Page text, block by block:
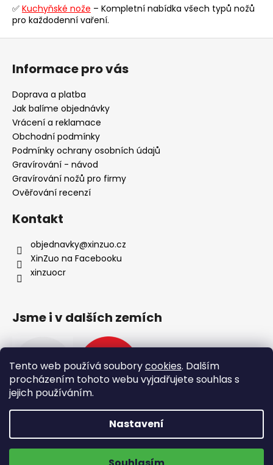
Tento web používá souborycookies. Dalším
procházením tohoto webu vyjadřujete souhlas s
jejich používáním.
Nastavení
-15 % na všechny produkty
y
ý
✅ Kuchyňské nože – Kompletní nabídka všech typů nožů
pro každodenní vaření.
Z
Informace pro vás
Doprava a platba
Jak balíme objednávky
Vrácení a reklamace
Obchodní podmínky
Podmínky ochrany osobních údajů
Gravírování - návod
Gravírování nožů pro firmy
Ověřování recenzí
Kontakt
objednavky@xinzuo.cz
XinZuo na Facebooku
xinzuocr
Jsme i v dalších zemích
Copyright 2026XinZuo. Všechna práva vyhrazena.